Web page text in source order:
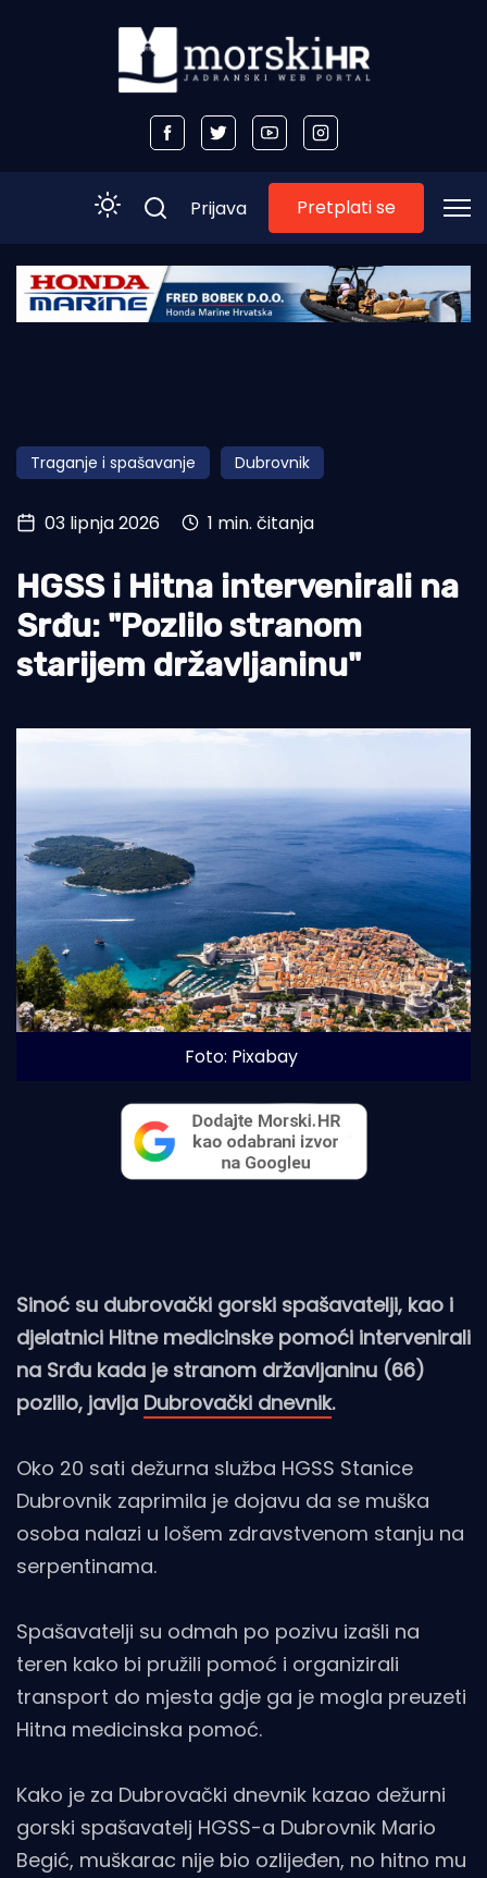
Početna
Obala
Otoci
Turizam i nautika
Pomorstvo
Ribolov
Ekologija
Prijava Pretplati se
Traganje i spašavanje Dubrovnik
03 lipnja 2026 1 min. čitanja
HGSS i Hitna intervenirali na
Srđu: "Pozlilo stranom
starijem državljaninu"
Foto: Pixabay
Sinoć su dubrovački gorski spašavatelji, kao i
djelatnici Hitne medicinske pomoći intervenirali
na Srđu kada je stranom državljaninu (66)
pozlilo, javlja Dubrovački dnevnik.
Oko 20 sati dežurna služba HGSS Stanice
Dubrovnik zaprimila je dojavu da se muška
osoba nalazi u lošem zdravstvenom stanju na
serpentinama.
Spašavatelji su odmah po pozivu izašli na
teren kako bi pružili pomoć i organizirali
transport do mjesta gdje ga je mogla preuzeti
Hitna medicinska pomoć.
Kako je za Dubrovački dnevnik kazao dežurni
gorski spašavatelj HGSS-a Dubrovnik Mario
Begić, muškarac nije bio ozlijeđen, no hitno mu